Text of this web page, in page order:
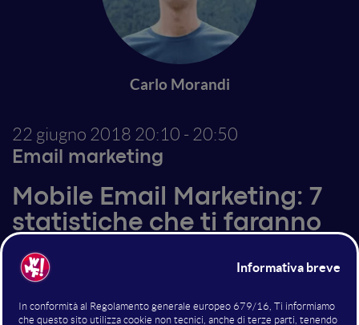
Carlo Morandi
22 giugno 2018 20:10 - 20:50
Email marketing
Mobile Email Marketing: 7
statistiche che ti faranno
riconsiderare la tua
strategia
​Oggi più del 55% delle email vengono aperte da un